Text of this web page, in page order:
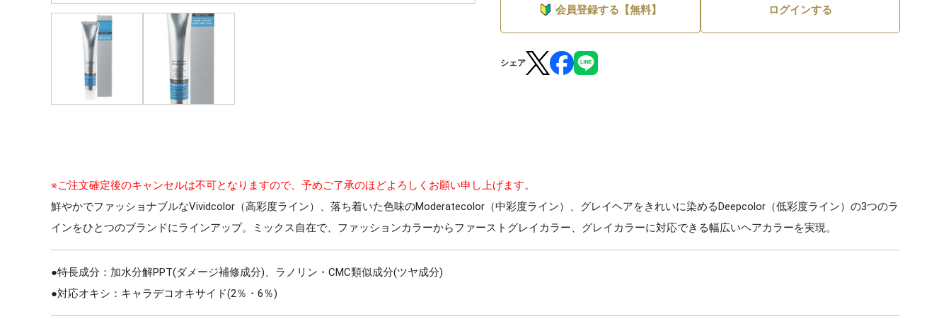
会員登録する【無料】 ログインする
シェア
※ご注文確定後のキャンセルは不可となりますので、予めご了承のほどよろしくお願い申し上げます。
鮮やかでファッショナブルなVividcolor（高彩度ライン）、落ち着いた色味のModeratecolor（中彩度ライン）、グレイヘアをきれいに染めるDeepcolor（低彩度ライン）の3つのラ
インをひとつのブランドにラインアップ。ミックス自在で、ファッションカラーからファーストグレイカラー、グレイカラーに対応できる幅広いヘアカラーを実現。
●特長成分：加水分解PPT(ダメージ補修成分)、ラノリン・CMC類似成分(ツヤ成分)
●対応オキシ：キャラデコオキサイド(2％・6％)